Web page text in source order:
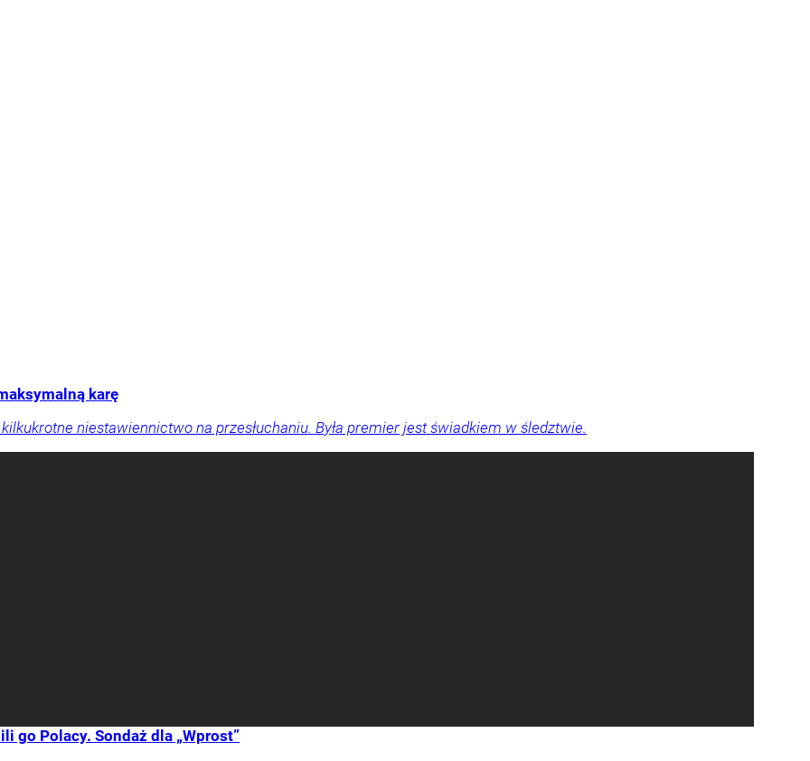
karę
kilkukrotne niestawiennictwo na przesłuchaniu. Była premier jest świadkiem w śledztwie.
go Polacy. Sondaż dla „Wprost”